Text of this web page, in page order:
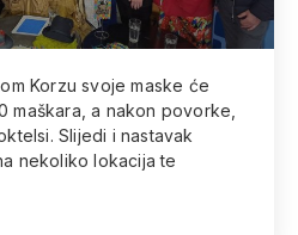
Korzu svoje maske će
a nakon povorke,
Slijedi i nastavak
nekoliko lokacija te